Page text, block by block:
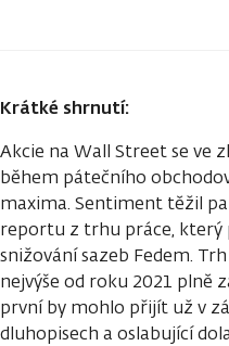
Krátké shrnutí:
Akcie na Wall Street se ve
během pátečního
maxima. Sentiment těžil
reportu z trhu práce, který
snižování sazeb Fedem.
nejvýše od roku 2021 plně
první by mohlo přijít už v
dluhopisech a oslabující